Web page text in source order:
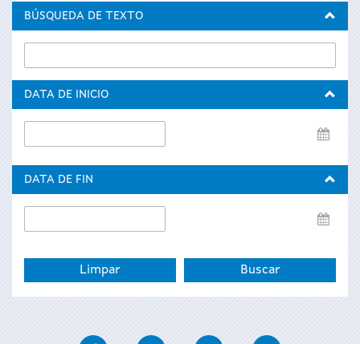
BÚSQUEDA DE TEXTO
DATA DE INICIO
de
DATA DE FIN
de